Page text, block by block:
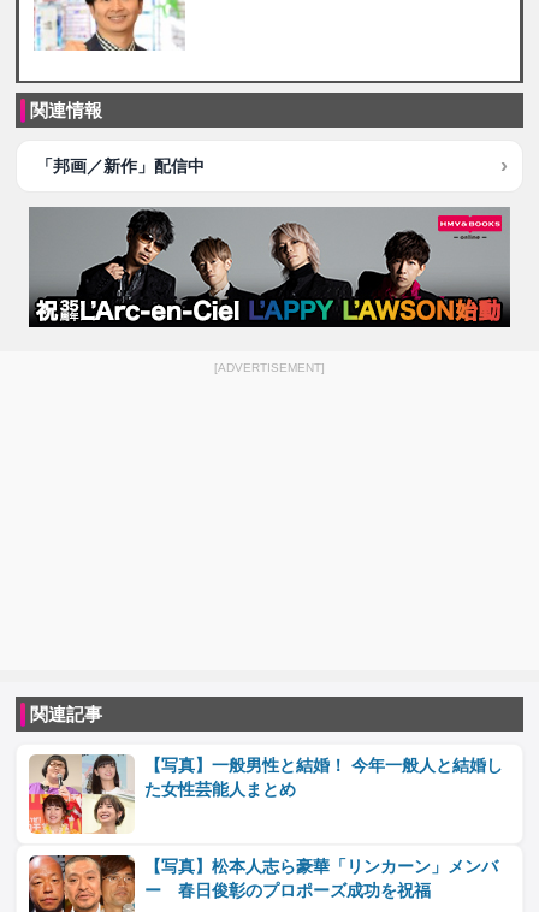
関連情報
「邦画／新作」配信中
[ADVERTISEMENT]
関連記事
【写真】一般男性と結婚！ 今年一般人と結婚し
た女性芸能人まとめ
【写真】松本人志ら豪華「リンカーン」メンバ
ー 春日俊彰のプロポーズ成功を祝福